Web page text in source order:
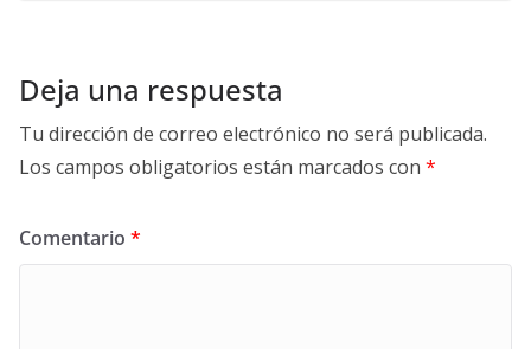
Deja una respuesta
Tu dirección de correo electrónico no será publicada.
Los campos obligatorios están marcados con *
Comentario *